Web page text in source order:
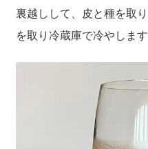
裏越しして、皮と種を取
を取り冷蔵庫で冷やします